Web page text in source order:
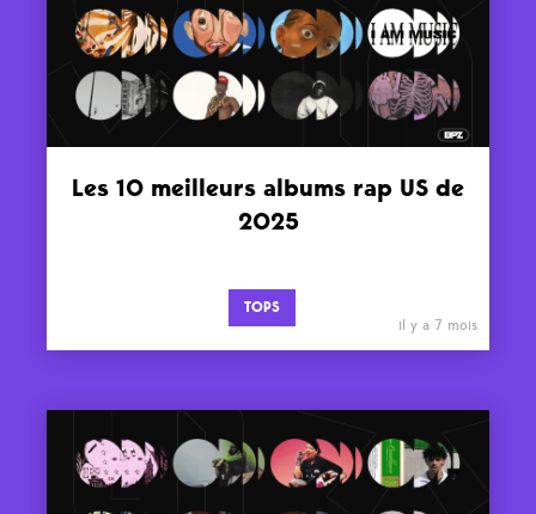
Les 10 meilleurs albums rap US de
2025
TOPS
il y a 7 mois